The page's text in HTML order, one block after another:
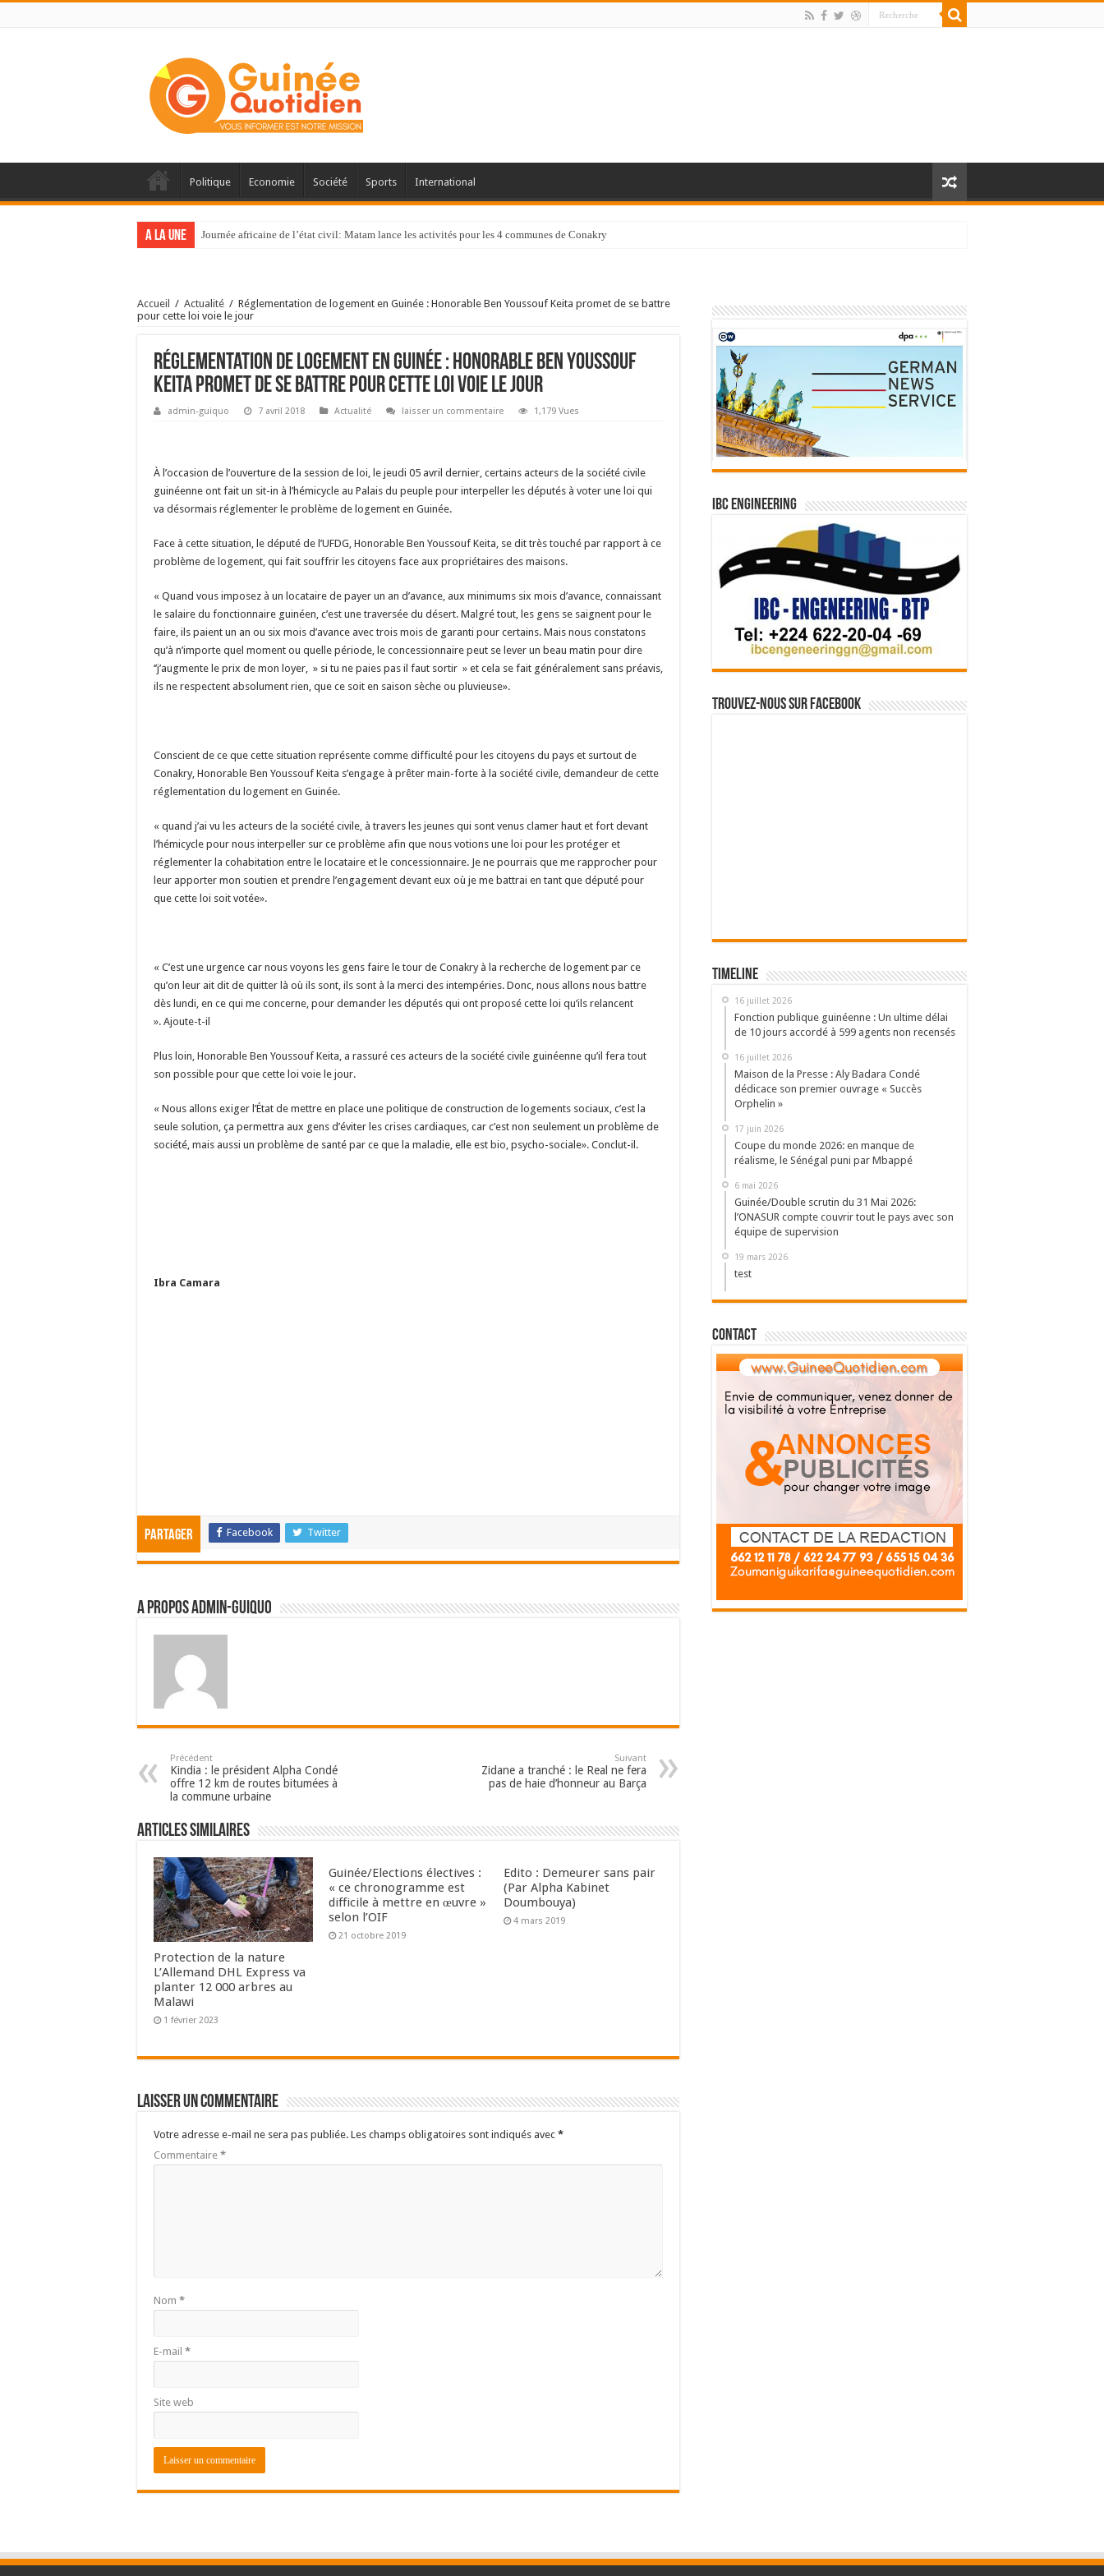
Politique Economie Société Sports International
A la une Journée africaine de l’état civil: Matam lance les activités pour les 4 communes de Conakry
Accueil / Actualité / Réglementation de logement en Guinée : Honorable Ben Youssouf Keita promet de se battre
pour cette loi voie le jour
Réglementation de logement en Guinée : Honorable Ben Youssouf
Keita promet de se battre pour cette loi voie le jour
admin-guiquo 7 avril 2018 Actualité laisser un commentaire 1,179 Vues
À l’occasion de l’ouverture de la session de loi, le jeudi 05 avril dernier, certains acteurs de la société civile
guinéenne ont fait un sit-in à l’hémicycle au Palais du peuple pour interpeller les députés à voter une loi qui
va désormais réglementer le problème de logement en Guinée.
Face à cette situation, le député de l’UFDG, Honorable Ben Youssouf Keita, se dit très touché par rapport à ce
problème de logement, qui fait souffrir les citoyens face aux propriétaires des maisons.
« Quand vous imposez à un locataire de payer un an d’avance, aux minimums six mois d’avance, connaissant
le salaire du fonctionnaire guinéen, c’est une traversée du désert. Malgré tout, les gens se saignent pour le
faire, ils paient un an ou six mois d’avance avec trois mois de garanti pour certains. Mais nous constatons
qu’à n’importe quel moment ou quelle période, le concessionnaire peut se lever un beau matin pour dire
‘’j’augmente le prix de mon loyer, » si tu ne paies pas il faut sortir » et cela se fait généralement sans préavis,
ils ne respectent absolument rien, que ce soit en saison sèche ou pluvieuse».
Conscient de ce que cette situation représente comme difficulté pour les citoyens du pays et surtout de
Conakry, Honorable Ben Youssouf Keita s’engage à prêter main-forte à la société civile, demandeur de cette
réglementation du logement en Guinée.
« quand j’ai vu les acteurs de la société civile, à travers les jeunes qui sont venus clamer haut et fort devant
l’hémicycle pour nous interpeller sur ce problème afin que nous votions une loi pour les protéger et
réglementer la cohabitation entre le locataire et le concessionnaire. Je ne pourrais que me rapprocher pour
leur apporter mon soutien et prendre l’engagement devant eux où je me battrai en tant que député pour
que cette loi soit votée».
« C’est une urgence car nous voyons les gens faire le tour de Conakry à la recherche de logement par ce
qu’on leur ait dit de quitter là où ils sont, ils sont à la merci des intempéries. Donc, nous allons nous battre
dès lundi, en ce qui me concerne, pour demander les députés qui ont proposé cette loi qu’ils relancent
». Ajoute-t-il
Plus loin, Honorable Ben Youssouf Keita, a rassuré ces acteurs de la société civile guinéenne qu’il fera tout
son possible pour que cette loi voie le jour.
« Nous allons exiger l’État de mettre en place une politique de construction de logements sociaux, c’est la
seule solution, ça permettra aux gens d’éviter les crises cardiaques, car c’est non seulement un problème de
société, mais aussi un problème de santé par ce que la maladie, elle est bio, psycho-sociale». Conclut-il.
Ibra Camara
Partager Facebook Twitter
A propos admin-guiquo
Précédent
Kindia : le président Alpha Condé
offre 12 km de routes bitumées à
la commune urbaine
Suivant
Zidane a tranché : le Real ne fera
pas de haie d’honneur au Barça
Articles Similaires
Protection de la nature
L’Allemand DHL Express va
planter 12 000 arbres au
Malawi
1 février 2023
Guinée/Elections électives :
« ce chronogramme est
difficile à mettre en œuvre »
selon l’OIF
21 octobre 2019
Edito : Demeurer sans pair
(Par Alpha Kabinet
Doumbouya)
4 mars 2019
Laisser un commentaire
Votre adresse e-mail ne sera pas publiée. Les champs obligatoires sont indiqués avec *
Commentaire *
Nom *
E-mail *
Site web
IBC Engineering
Trouvez-nous sur Facebook
Timeline
16 juillet 2026
Fonction publique guinéenne : Un ultime délai
de 10 jours accordé à 599 agents non recensés
16 juillet 2026
Maison de la Presse : Aly Badara Condé
dédicace son premier ouvrage « Succès
Orphelin »
17 juin 2026
Coupe du monde 2026: en manque de
réalisme, le Sénégal puni par Mbappé
6 mai 2026
Guinée/Double scrutin du 31 Mai 2026:
l’ONASUR compte couvrir tout le pays avec son
équipe de supervision
19 mars 2026
test
Contact